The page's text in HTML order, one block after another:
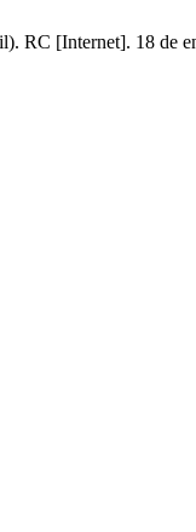
RC [Internet]. 18 de